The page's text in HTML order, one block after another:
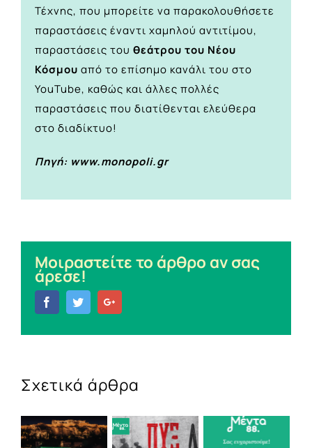
Τέχνης, που μπορείτε να παρακολουθήσετε
παραστάσεις έναντι χαμηλού αντιτίμου,
παραστάσεις του θεάτρου του Νέου
Κόσμου από το επίσημο κανάλι του στο
YouTube, καθώς και άλλες πολλές
παραστάσεις που διατίθενται ελεύθερα
στο διαδίκτυο!
Πηγή: www.monopoli.gr
Μοιραστείτε το άρθρο αν σας
άρεσε!
FacebookTwitter
Σχετικά άρθρα